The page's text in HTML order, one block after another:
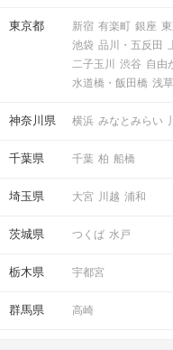
東京都 新宿 有楽町 銀座
池袋 品川・五反田
二子玉川
渋谷 自由
水道橋・飯田橋 浅
神奈川県 横浜 みなとみらい
千葉県 千葉 柏 船橋
埼玉県 大宮 川越 浦和
茨城県 つくば 水戸
栃木県 宇都宮
群馬県 高崎